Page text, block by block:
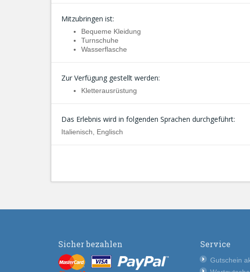
Mitzubringen ist:
Bequeme Kleidung
Turnschuhe
Wasserflasche
Zur Verfügung gestellt werden:
Kletterausrüstung
Das Erlebnis wird in folgenden Sprachen durchgeführt:
Italienisch, Englisch
Sicher bezahlen Service
Gutschein